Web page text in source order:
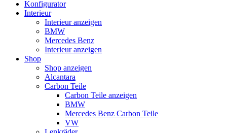
Konfigurator
Interieur
Interieur anzeigen
BMW
Mercedes Benz
Interieur anzeigen
Shop
Shop anzeigen
Alcantara
Carbon Teile
Carbon Teile anzeigen
BMW
Mercedes Benz Carbon Teile
VW